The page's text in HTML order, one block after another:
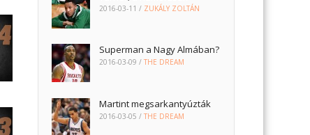
2016-03-11 / ZUKÁLY ZOLTÁN
Superman a Nagy Almában?
2016-03-09 /THE DREAM
Martint megsarkantyúzták
2016-03-05 /THE DREAM